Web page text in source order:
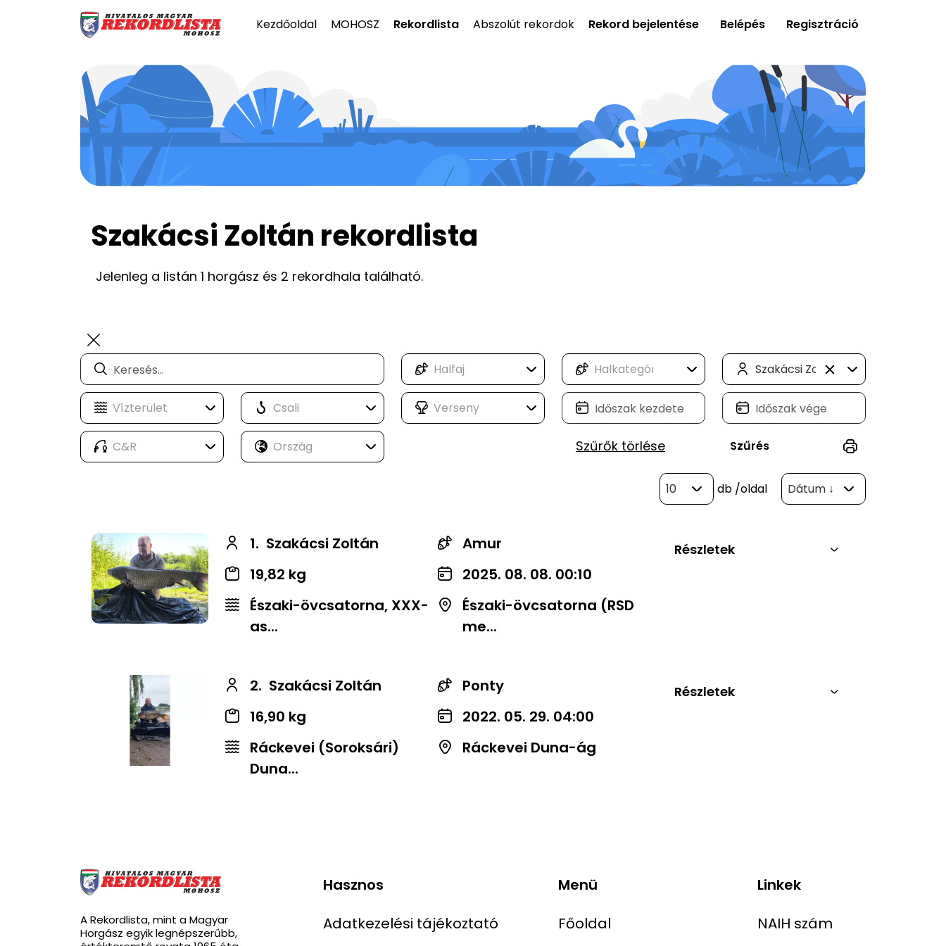
Kezdőoldal MOHOSZ Rekordlista Abszolút rekordok Rekord bejelentése Belépés Regisztráció
Szakácsi Zoltán rekordlista
Jelenleg a listán 1 horgász és 2 rekordhala található.
Szakácsi Zoltán (2)
Szűrők törlése Szűrés
10 db /oldal Dátum ↓
1. Szakácsi Zoltán
Amur
19,82 kg
2025. 08. 08. 00:10
Északi-övcsatorna, XXX-
as...
Északi-övcsatorna (RSD
me...
Részletek
2. Szakácsi Zoltán
Ponty
16,90 kg
2022. 05. 29. 04:00
Ráckevei (Soroksári)
Duna...
Ráckevei Duna-ág
Részletek
A Rekordlista, mint a Magyar
Horgász egyik legnépszerűbb,
Hasznos
Adatkezelési tájékoztató
Menü
Főoldal
Linkek
NAIH szám